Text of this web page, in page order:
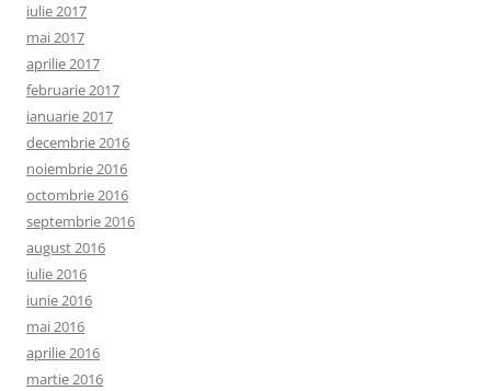
iulie 2017
mai 2017
aprilie 2017
februarie 2017
ianuarie 2017
decembrie 2016
noiembrie 2016
octombrie 2016
septembrie 2016
august 2016
iulie 2016
iunie 2016
mai 2016
aprilie 2016
martie 2016